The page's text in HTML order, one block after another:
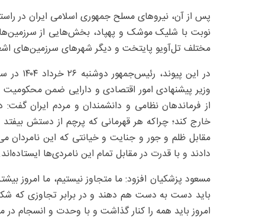
پس از آن، نیروهای مسلح جمهوری اسلامی ایران در
نوبت با شلیک موشک و پهپاد، بخش‌هایی از
مختلف تل‌آویو پایتخت و دیگر شهرهای سرزمین‌های
در
وزیر پیشنهادی امور اقتصادی و دارایی ضمن محکومیت
از فرماندهان نظامی و دانشمندان و مردم ایران
خارج کند؛ چراکه هر قهرمانی که پرچم از دستش
مقابل ظلم و جور و جنایت و خیانتی که این نامردان
دادند و با قدرت در مقابل تمام این نامردی‌ها
مسعود پزشکیان افزود: ما متجاوز نیستیم، ما امروز
باید دست به دست هم دهند و در برابر تجاوزی که
امروز باید همه را کنار گذاشت و با وحدت و انسجام